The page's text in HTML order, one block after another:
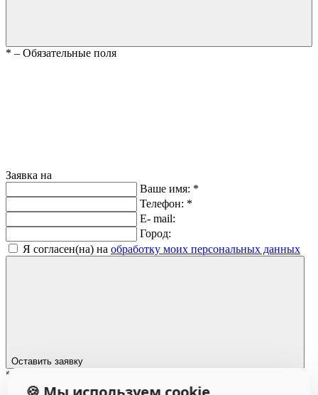
* – Обязательные поля
Заявка на
Ваше имя: *
Телефон: *
E- mail:
Город:
Я согласен(на) на обработку моих персональных данных
Оставить заявку
*